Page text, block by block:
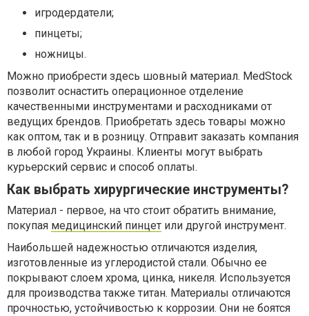
игродердатели;
пинцеты;
ножницы.
Можно приобрести здесь шовный материал. MedStock
позволит оснастить операционное отделение
качественными инструментами и расходниками от
ведущих брендов. Приобретать здесь товары можно
как оптом, так и в розницу. Отправит заказать компания
в любой город Украины. Клиенты могут выбрать
курьерский сервис и способ оплаты.
Как выбрать хирургические инструменты?
Материал - первое, на что стоит обратить внимание,
покупая медицинский пинцет или другой инструмент.
Наибольшей надежностью отличаются изделия,
изготовленные из углеродистой стали. Обычно ее
покрывают слоем хрома, цинка, никеля. Используется
для производства также титан. Материалы отличаются
прочностью, устойчивостью к коррозии. Они не боятся